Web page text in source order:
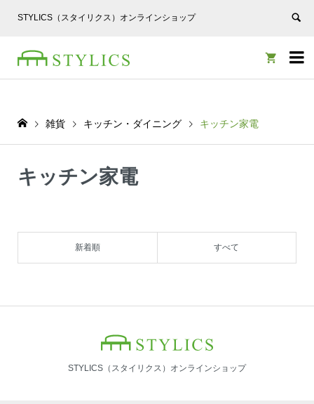
STYLICS（スタイリクス）オンラインショップ


雑貨 キッチン・ダイニング キッチン家電
キッチン家電
新着順 すべて
STYLICS（スタイリクス）オンラインショップ